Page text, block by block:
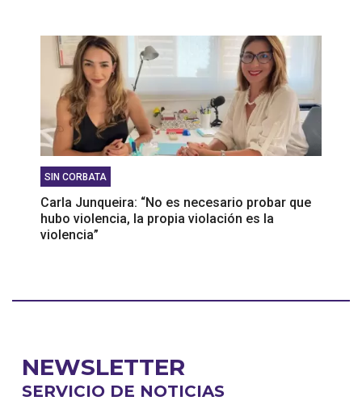
SIN CORBATA
Carla Junqueira: “No es necesario probar que
hubo violencia, la propia violación es la
violencia”
NEWSLETTER
SERVICIO DE NOTICIAS